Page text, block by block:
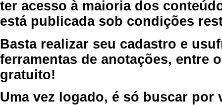
ter acesso à maioria dos
está publicada sob condições
Basta realizar seu cadastro e
ferramentas de anotações, entre
gratuito!
Uma vez logado, é só buscar por